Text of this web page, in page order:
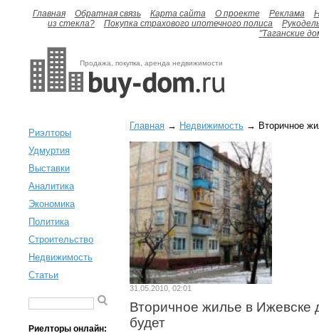
Главная Обратная связь Карта сайта О проекте Реклама
из стекла?
Покупка страхового ипотечного полиса
"Таганские
Продажа, покупка, аренда недвижимости
Риэлторы
Удмуртия
Выставки
Аналитика
Экономика
Политика
Строительство
Недвижимость
Статьи
Риелторы онлайн:
Главная → Недвижимость → Вторичное
31.05.2010, 02:01
Вторичное жилье в Ижевске
будет